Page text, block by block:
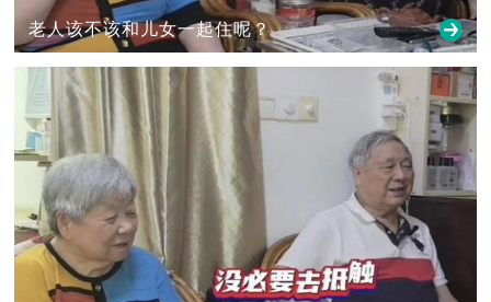
老人该不该和儿女一起住呢？